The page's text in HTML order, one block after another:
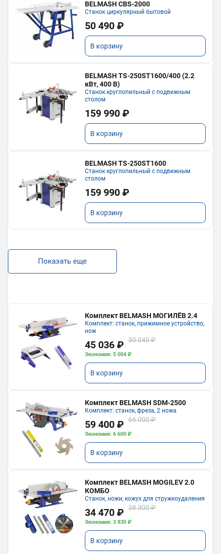
BELMASH CBS-2000
Станок циркулярный бытовой
50 490 ₽
В корзину
BELMASH TS-250ST1600/400 (2.2
кВт, 400 В)
Станок круглопильный с подвижным
столом
159 990 ₽
В корзину
BELMASH TS-250ST1600
Станок круглопильный с подвижным
столом
159 990 ₽
В корзину
Показать еще
Комплект BELMASH МОГИЛЁВ 2.4
Комплект: станок, прижимное устройство,
нож
45 036 ₽ 50 040 ₽
Экономия: 5 004 ₽
В корзину
Комплект BELMASH SDM-2500
Комплект: станок, фреза, 2 ножа
59 400 ₽ 66 000 ₽
Экономия: 6 600 ₽
В корзину
Комплект BELMASH MOGILEV 2.0
КОМБО
Станок, ножи, кожух для стружкоудаления
34 470 ₽ 38 300 ₽
Экономия: 3 830 ₽
В корзину